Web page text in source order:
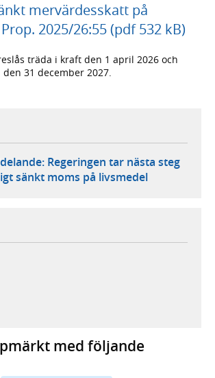
mervärdesskatt på
2025/26:55 (pdf 532 kB)
träda i kraft den 1 april 2026 och
31 december 2027.
Regeringen tar nästa steg
sänkt moms på livsmedel
öppnas i ny flik, extern webbplats,
ny flik, extern webbplats,
i ny flik, extern webbplats,
din e-postklient,
med följande